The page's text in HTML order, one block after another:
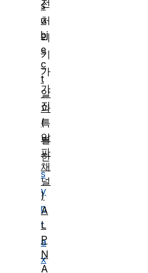
전
처
리
기
가
가
진
특
별
한
s
y
n
t
a
x
s
u
bj
e
c
t
알
파
(
알
파
채
널
)
A
L
P
N
A